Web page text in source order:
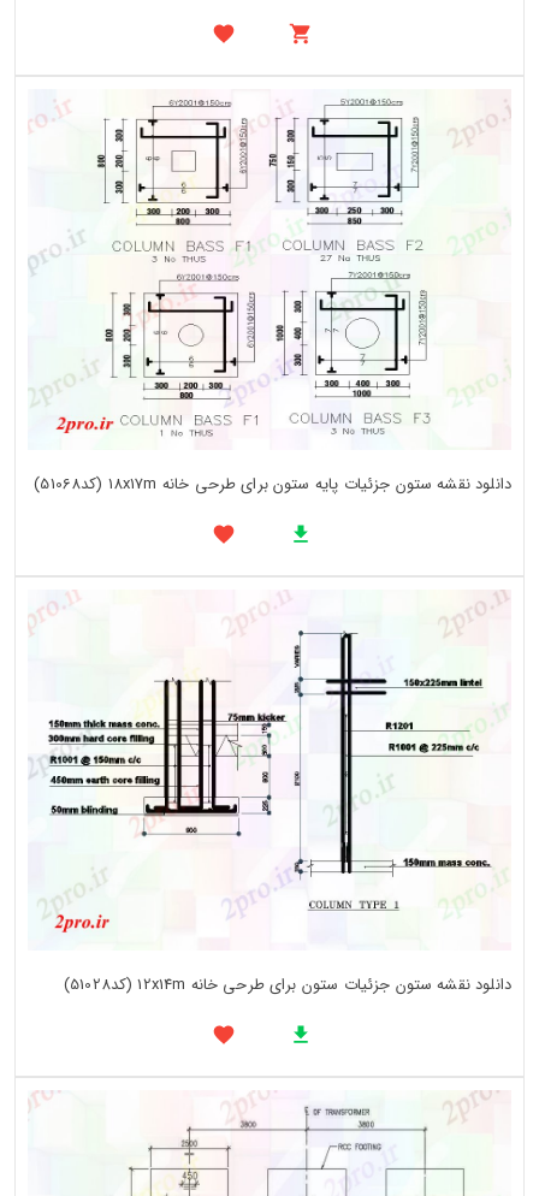
دانلود نقشه ستون جزئیات پایه ستون برای طرحی خانه 18x17m (کد51068)
دانلود نقشه ستون جزئیات ستون برای طرحی خانه 12x14m (کد51028)